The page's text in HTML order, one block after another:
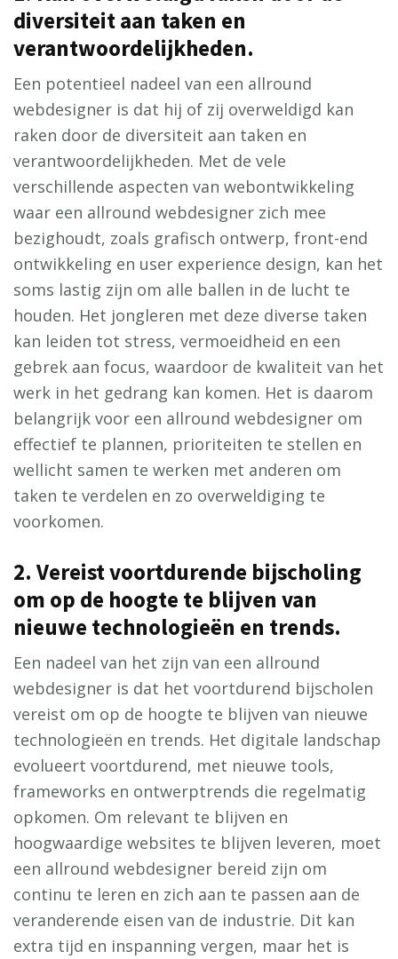
diversiteit aan taken en
verantwoordelijkheden.
Een potentieel nadeel van een allround
webdesigner is dat hij of zij overweldigd kan
raken door de diversiteit aan taken en
verantwoordelijkheden. Met de vele
verschillende aspecten van webontwikkeling
waar een allround webdesigner zich mee
bezighoudt, zoals grafisch ontwerp, front-end
ontwikkeling en user experience design, kan het
soms lastig zijn om alle ballen in de lucht te
houden. Het jongleren met deze diverse taken
kan leiden tot stress, vermoeidheid en een
gebrek aan focus, waardoor de kwaliteit van het
werk in het gedrang kan komen. Het is daarom
belangrijk voor een allround webdesigner om
effectief te plannen, prioriteiten te stellen en
wellicht samen te werken met anderen om
taken te verdelen en zo overweldiging te
voorkomen.
2. Vereist voortdurende bijscholing
om op de hoogte te blijven van
nieuwe technologieën en trends.
Een nadeel van het zijn van een allround
webdesigner is dat het voortdurend bijscholen
vereist om op de hoogte te blijven van nieuwe
technologieën en trends. Het digitale landschap
evolueert voortdurend, met nieuwe tools,
frameworks en ontwerptrends die regelmatig
opkomen. Om relevant te blijven en
hoogwaardige websites te blijven leveren, moet
een allround webdesigner bereid zijn om
continu te leren en zich aan te passen aan de
veranderende eisen van de industrie. Dit kan
extra tijd en inspanning vergen, maar het is